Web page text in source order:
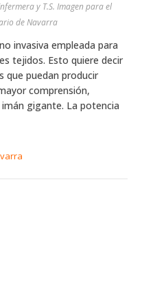
y T.S. Imagen para el
de Navarra
invasiva empleada para
tejidos. Esto quiere decir
que puedan producir
comprensión,
gigante. La potencia